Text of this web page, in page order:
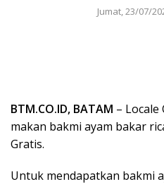
Jumat, 23/07/
BTM.CO.ID, BATAM –
makan bakmi ayam bakar
Gratis.
Untuk mendapatkan bakmi